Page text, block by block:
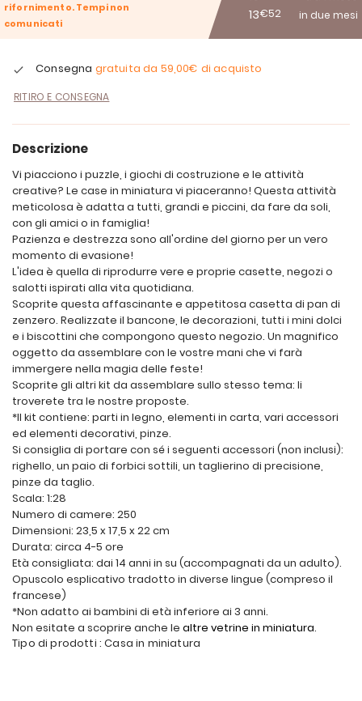
13€52 in due mesi
rifornimento. Tempi non
comunicati
Consegna gratuita da 59,00€ di acquisto
RITIRO E CONSEGNA
Descrizione
Vi piacciono i puzzle, i giochi di costruzione e le attività
creative? Le case in miniatura vi piaceranno! Questa attività
meticolosa è adatta a tutti, grandi e piccini, da fare da soli,
con gli amici o in famiglia!
Pazienza e destrezza sono all'ordine del giorno per un vero
momento di evasione!
L'idea è quella di riprodurre vere e proprie casette, negozi o
salotti ispirati alla vita quotidiana.
Scoprite questa affascinante e appetitosa casetta di pan di
zenzero. Realizzate il bancone, le decorazioni, tutti i mini dolci
e i biscottini che compongono questo negozio. Un magnifico
oggetto da assemblare con le vostre mani che vi farà
immergere nella magia delle feste!
Scoprite gli altri kit da assemblare sullo stesso tema: li
troverete tra le nostre proposte.
*Il kit contiene: parti in legno, elementi in carta, vari accessori
ed elementi decorativi, pinze.
Si consiglia di portare con sé i seguenti accessori (non inclusi):
righello, un paio di forbici sottili, un taglierino di precisione,
pinze da taglio.
Scala: 1:28
Numero di camere: 250
Dimensioni: 23,5 x 17,5 x 22 cm
Durata: circa 4-5 ore
Età consigliata: dai 14 anni in su (accompagnati da un adulto).
Opuscolo esplicativo tradotto in diverse lingue (compreso il
francese)
*Non adatto ai bambini di età inferiore ai 3 anni.
Non esitate a scoprire anche le altre vetrine in miniatura.
Tipo di prodotti : Casa in miniatura